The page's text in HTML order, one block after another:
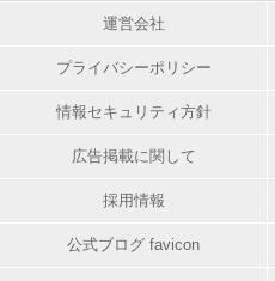
運営会社
プライバシーポリシー
情報セキュリティ方針
広告掲載に関して
採用情報
公式ブログ favicon